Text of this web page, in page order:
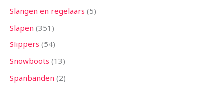
Slangen en regelaars 5
Slapen 351
Slippers 54
Snowboots 13
Spanbanden 2